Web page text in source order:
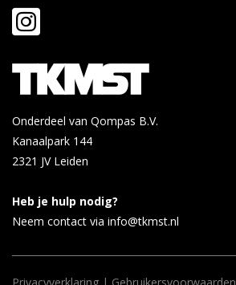
Onderdeel van Qompas B.V.
Kanaalpark 144
2321 JV Leiden
Heb je hulp nodig?
Neem contact via info@tkmst.nl